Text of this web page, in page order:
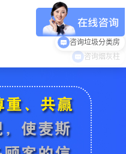
咨询垃圾分类房